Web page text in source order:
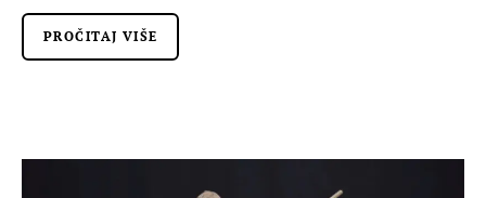
PROČITAJ VIŠE